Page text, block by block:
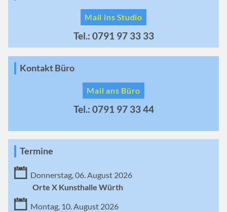
Mail ins Studio
Tel.: 0791 97 33 33
Kontakt Büro
Mail ans Büro
Tel.: 0791 97 33 44
Termine
Donnerstag, 06. August 2026
Orte X Kunsthalle Würth
Montag, 10. August 2026